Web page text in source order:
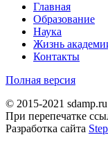
Главная
Образование
Наука
Жизнь
Контакты
Полная версия
© 2015-2021 sdamp.ru
При перепечатке
Разработка сайта